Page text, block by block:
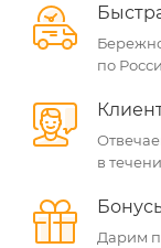
по
в
Дарим